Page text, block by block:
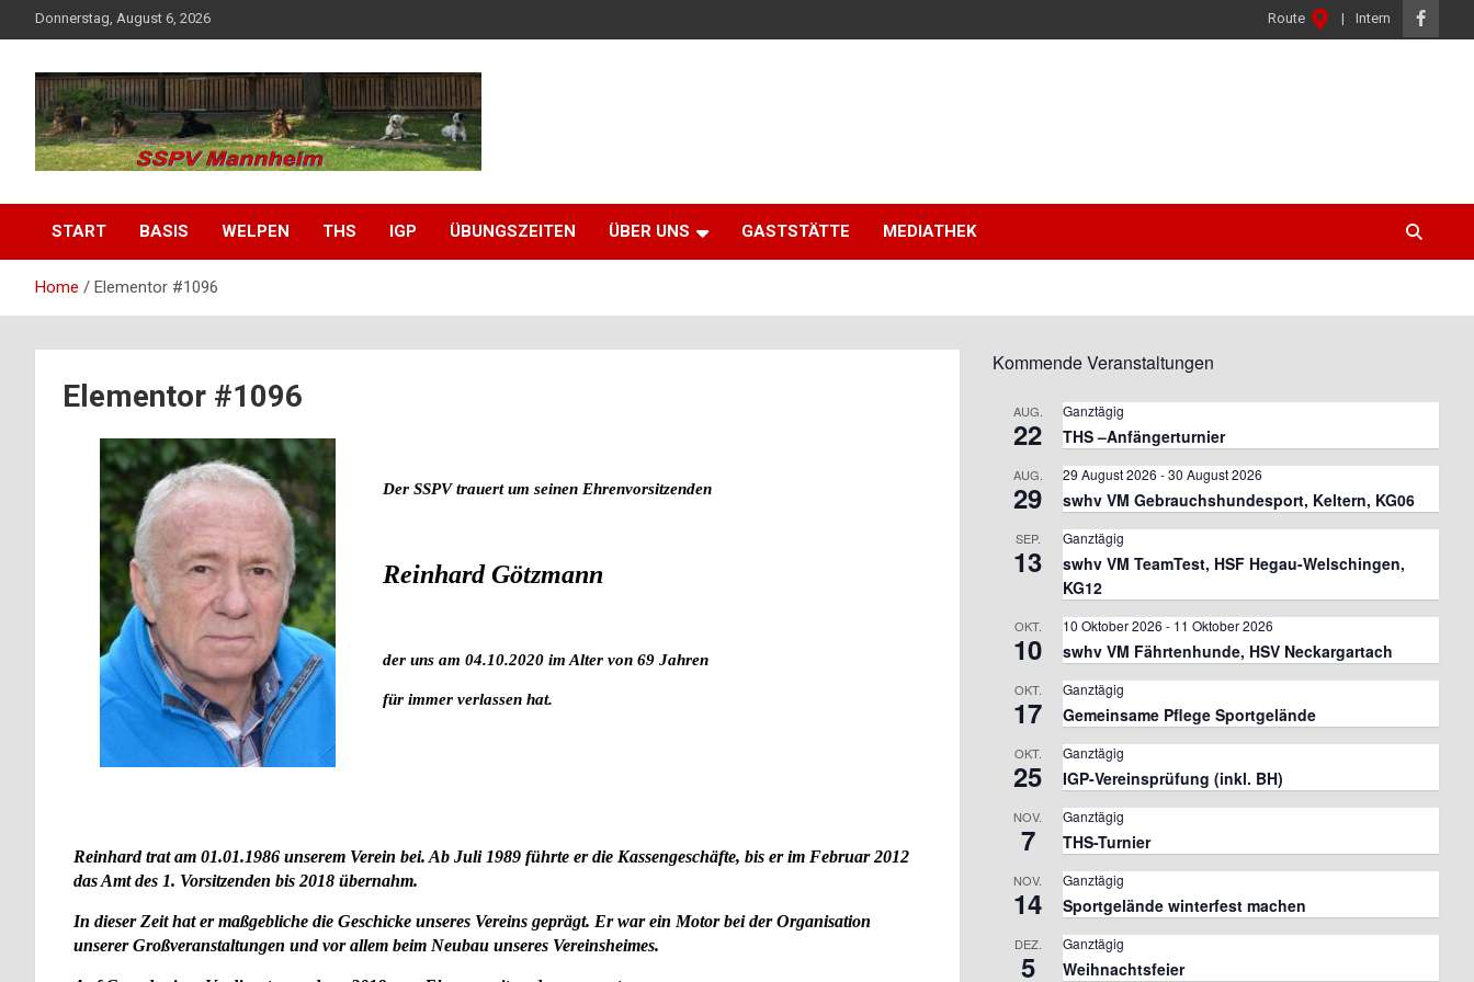
Donnerstag, August 6, 2026 Route Intern
SSPV Mannheim
START BASIS WELPEN THS IGP ÜBUNGSZEITEN ÜBER UNS GASTSTÄTTE MEDIATHEK
Home Elementor #1096
Elementor #1096
Der SSPV trauert um seinen Ehrenvorsitzenden
Reinhard Götzmann
der uns am 04.10.2020 im Alter von 69 Jahren
für immer verlassen hat.
Reinhard trat am 01.01.1986 unserem Verein bei. Ab Juli 1989 führte er die Kassengeschäfte, bis er im Februar 2012
das Amt des 1. Vorsitzenden bis 2018 übernahm.
In dieser Zeit hat er maßgebliche die Geschicke unseres Vereins geprägt. Er war ein Motor bei der Organisation
unserer Großveranstaltungen und vor allem beim Neubau unseres Vereinsheimes.
Kommende Veranstaltungen
AUG.
22
Ganztägig
THS –Anfängerturnier
AUG.
29
29 August 2026 -30 August 2026
swhv VM Gebrauchshundesport, Keltern, KG06
SEP.
13
Ganztägig
swhv VM TeamTest, HSF Hegau-Welschingen,
KG12
OKT.
10
10 Oktober 2026 - 11 Oktober 2026
swhv VM Fährtenhunde, HSV Neckargartach
OKT.
17
Ganztägig
Gemeinsame Pflege Sportgelände
OKT.
25
Ganztägig
IGP-Vereinsprüfung (inkl. BH)
NOV.
7
Ganztägig
THS-Turnier
NOV.
14
Ganztägig
Sportgelände winterfest machen
DEZ.
5
Ganztägig
Weihnachtsfeier